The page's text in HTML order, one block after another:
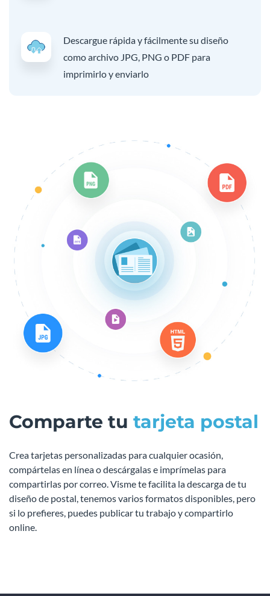
Descargue rápida y fácilmente su diseño
como archivo JPG, PNG o PDF para
imprimirlo y enviarlo
Comparte tu tarjeta postal
Crea tarjetas personalizadas para cualquier ocasión,
compártelas en línea o descárgalas e imprímelas para
compartirlas por correo. Visme te facilita la descarga de tu
diseño de postal, tenemos varios formatos disponibles, pero
si lo prefieres, puedes publicar tu trabajo y compartirlo
online.